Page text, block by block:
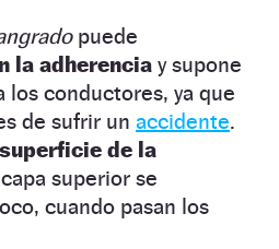
puede
la adherencia y supone
los conductores, ya que
de sufrir un accidente.
superficie de la
superior se
cuando pasan los